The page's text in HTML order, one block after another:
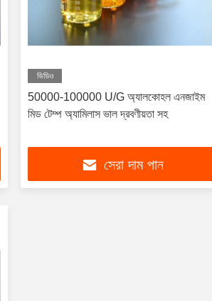
ভিডিও
50000-100000 U/G অ্যালকোহল এনজাইম
মিড টেম্প অ্যামিলাস ভাল দ্রবণীয়তা সহ
সেরা দাম পান